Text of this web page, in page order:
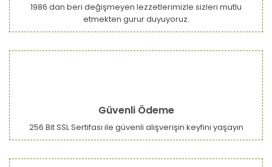
Gönder
1986 dan beri değişmeyen lezzetlerimizle sizleri mutlu
etmekten gurur duyuyoruz.
Güvenli Ödeme
256 Bit SSL Sertifası ile güvenli alışverişin keyfini yaşayın